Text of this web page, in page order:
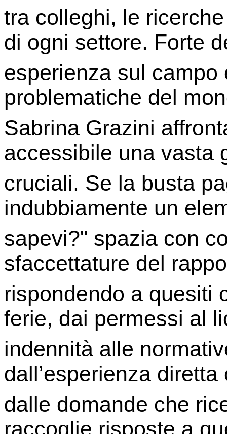
tra colleghi, le
di ogni settore. Forte
esperienza sul
problematiche del
Sabrina Grazini
accessibile una vasta
cruciali. Se la busta
indubbiamente un
sapevi?" spazia con
sfaccettature del
rispondendo a quesiti
ferie, dai permessi al
indennità alle
dall’esperienza
dalle domande che
raccoglie risposte a